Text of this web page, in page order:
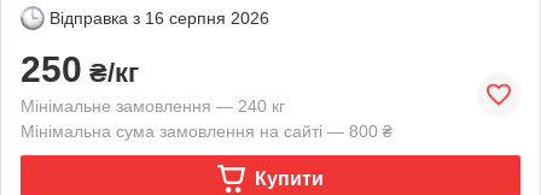
Відправка з 16 серпня 2026
250 ₴/кг
Мінімальне замовлення — 240 кг
Мінімальна сума замовлення на сайті — 800 ₴
Купити